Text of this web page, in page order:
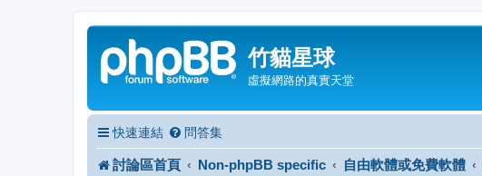
竹貓星球
虛擬網路的真實天堂
快速連結 問答集
討論區首頁 Non-phpBB specific 自由軟體或免費軟體